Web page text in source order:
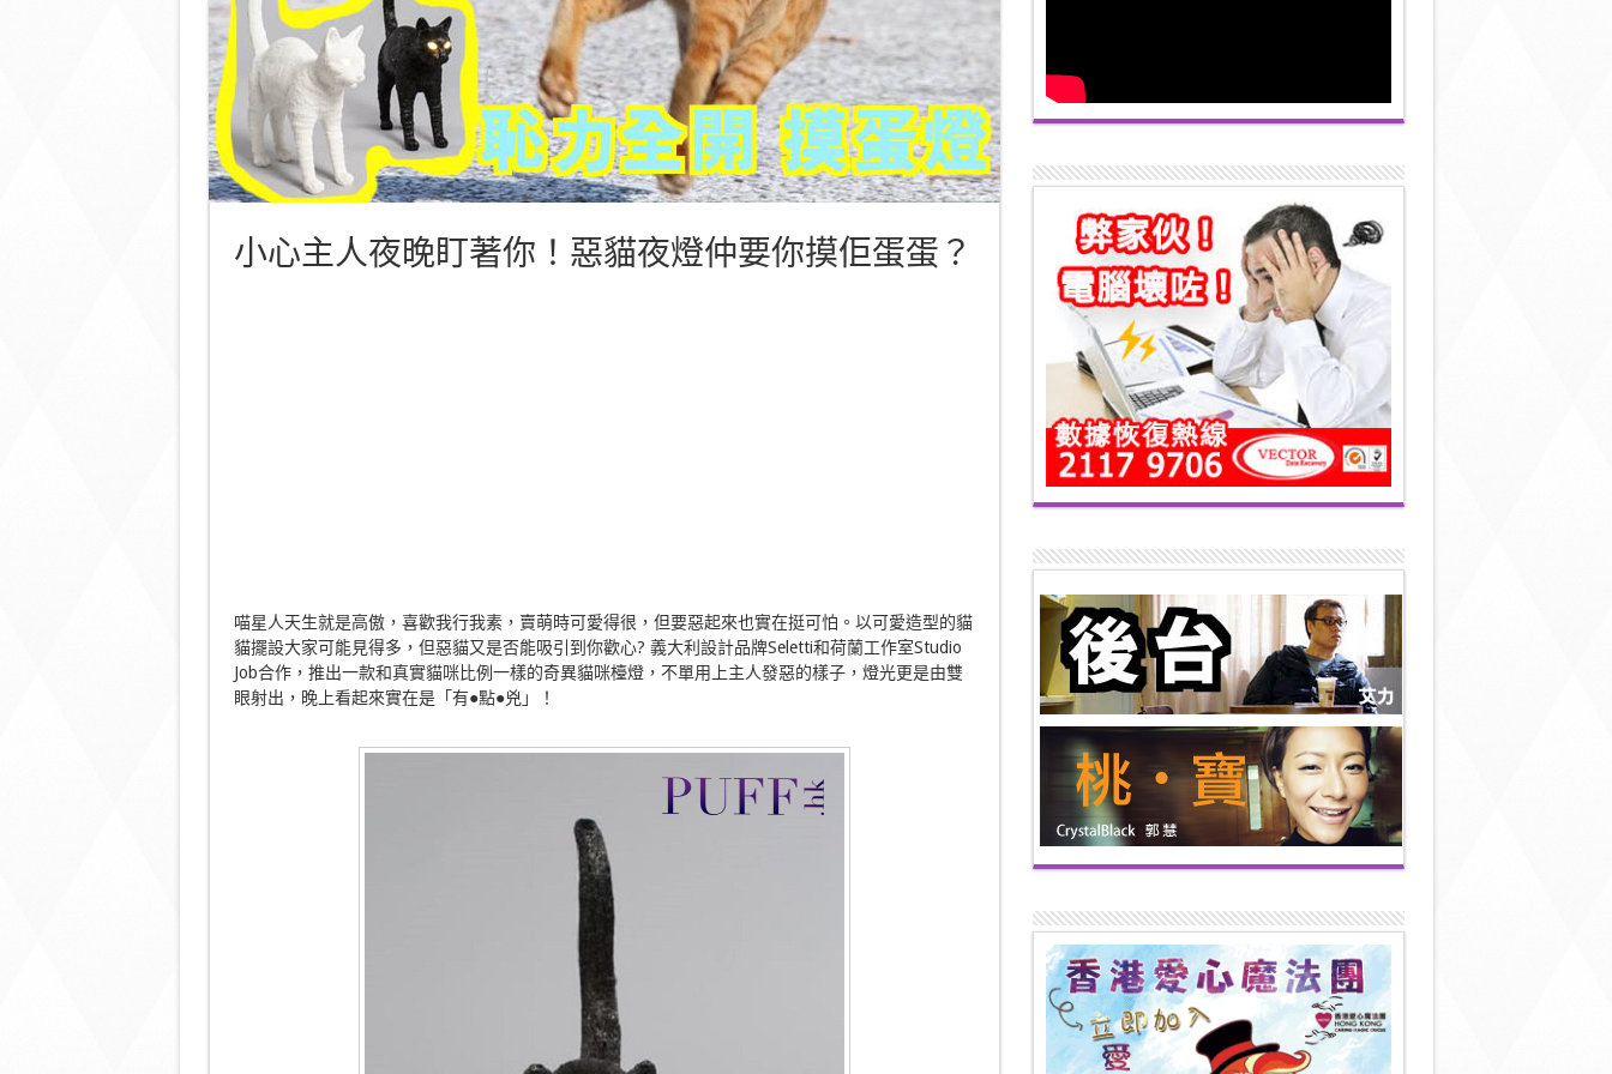
小心主人夜晚盯著你！惡貓夜燈仲要你摸佢蛋蛋？
喵星人天生就是高傲，喜歡我行我素，賣萌時可愛得很，但要惡起來也實在挺可怕。以可愛造型的貓
貓擺設大家可能見得多，但惡貓又是否能吸引到你歡心? 義大利設計品牌Seletti和荷蘭工作室Studio
Job合作，推出一款和真實貓咪比例一樣的奇異貓咪檯燈，不單用上主人發惡的樣子，燈光更是由雙
眼射出，晚上看起來實在是「有●點●兇」！